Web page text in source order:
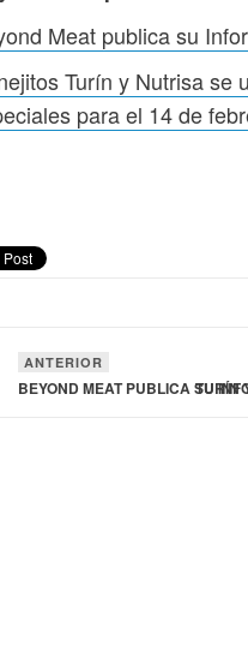
Meat publica su
Turín y Nutrisa se
para el 14 de
ANTERIOR